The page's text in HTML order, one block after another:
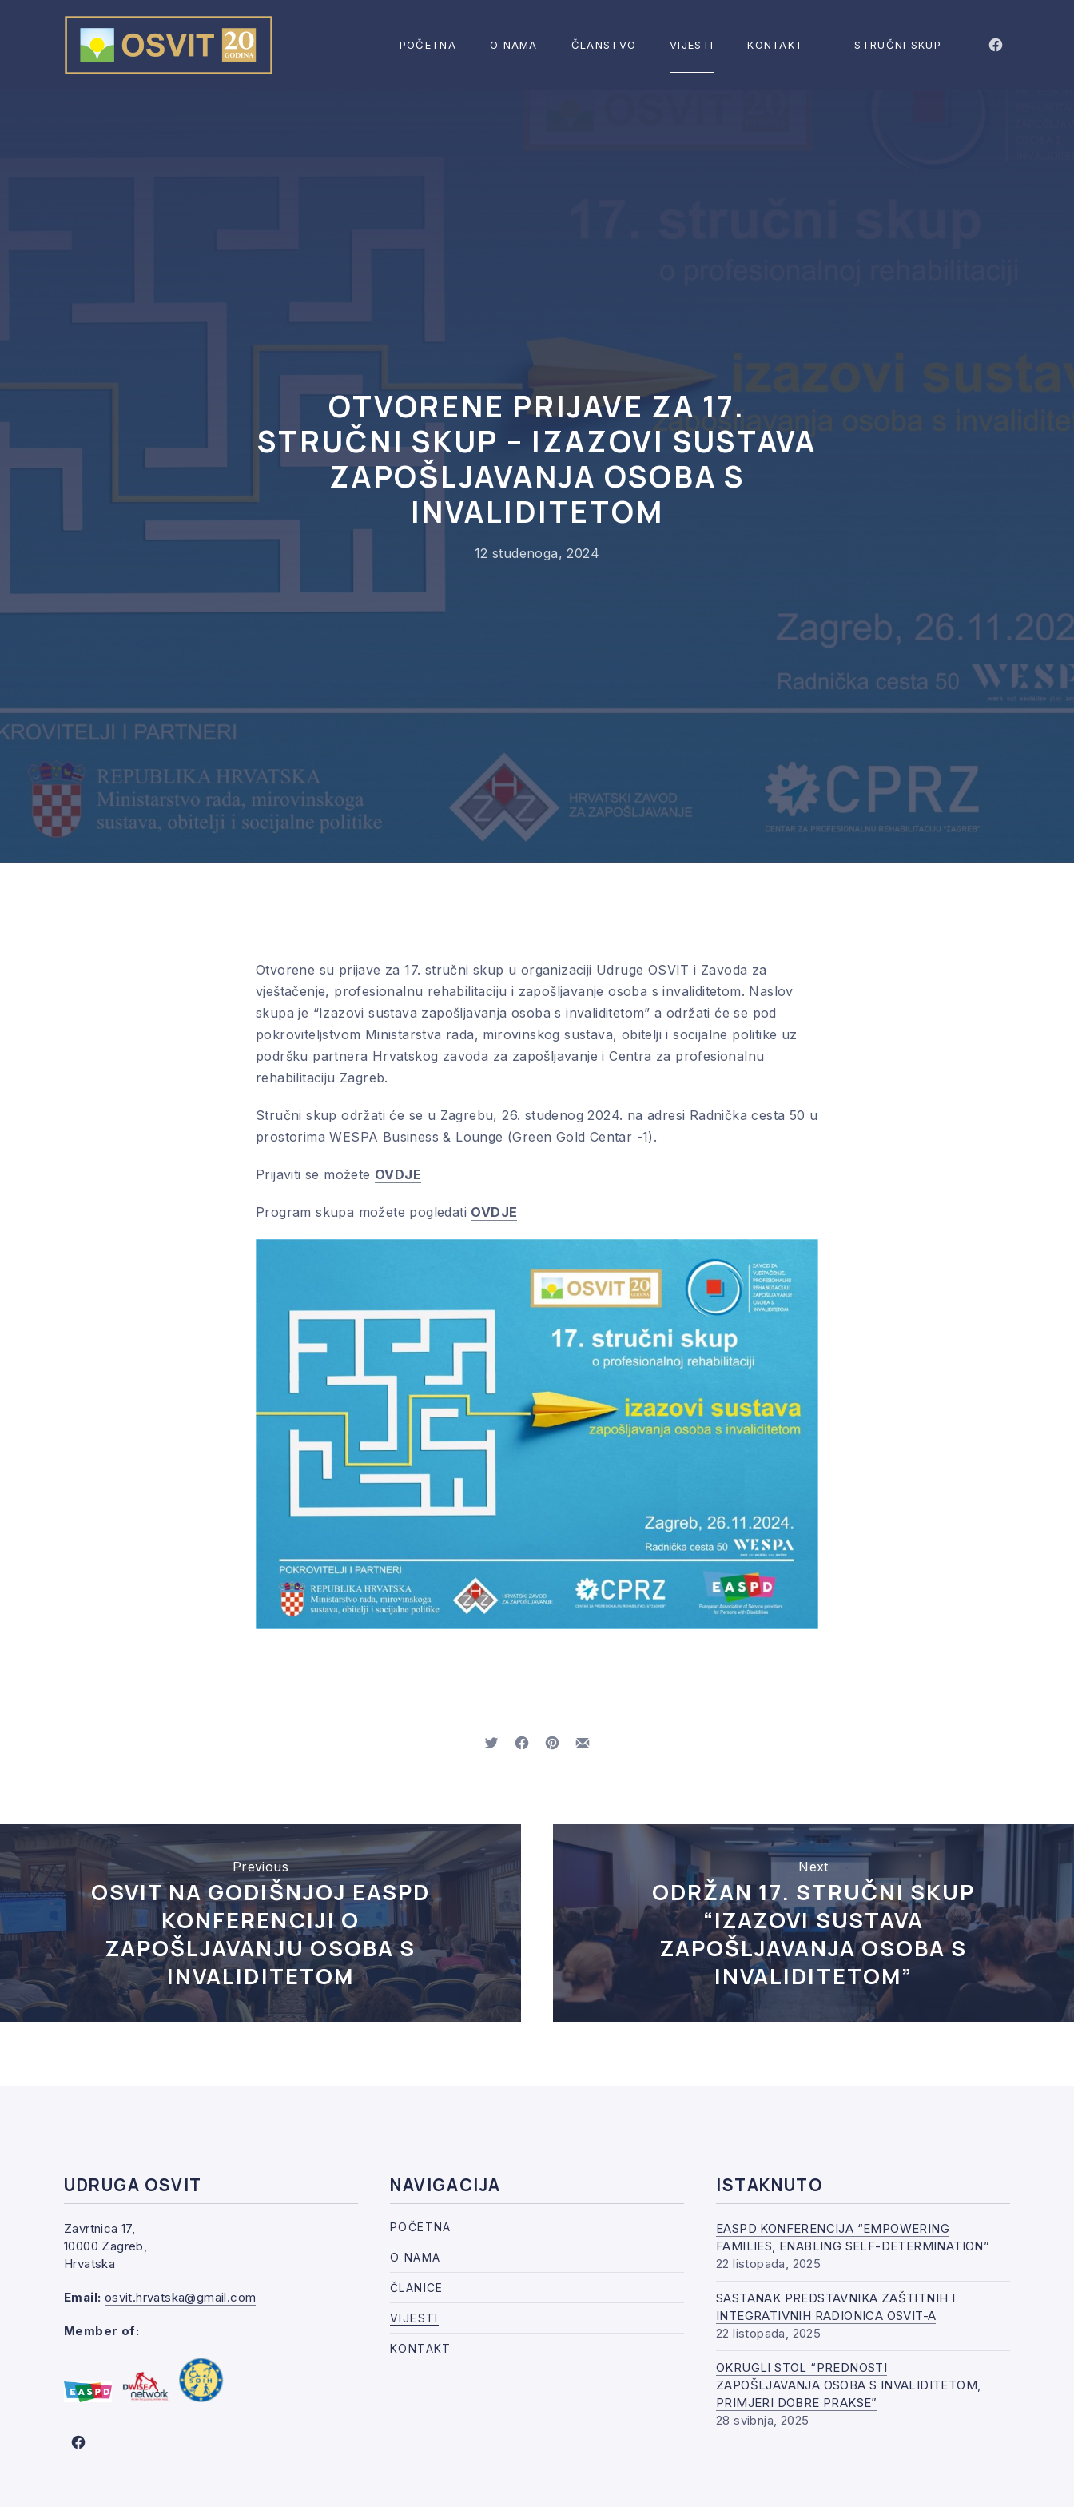
POČETNA O NAMA ČLANSTVO VIJESTI KONTAKT STRUČNI SKUP
New
OTVORENE PRIJAVE ZA 17.
STRUČNI SKUP – IZAZOVI SUSTAVA
ZAPOŠLJAVANJA OSOBA S
INVALIDITETOM
12 studenoga, 2024
Otvorene su prijave za 17. stručni skup u organizaciji Udruge OSVIT i Zavoda za
vještačenje, profesionalnu rehabilitaciju i zapošljavanje osoba s invaliditetom. Naslov
skupa je “Izazovi sustava zapošljavanja osoba s invaliditetom” a održati će se pod
pokroviteljstvom Ministarstva rada, mirovinskog sustava, obitelji i socijalne politike uz
podršku partnera Hrvatskog zavoda za zapošljavanje i Centra za profesionalnu
rehabilitaciju Zagreb.
Stručni skup održati će se u Zagrebu, 26. studenog 2024. na adresi Radnička cesta 50 u
prostorima WESPA Business & Lounge (Green Gold Centar -1).
Prijaviti se možete OVDJE
Program skupa možete pogledati OVDJE
TweetShare on Facebook
Share on Pinterest
Share by Email
Previous
OSVIT NA GODIŠNJOJ EASPD
KONFERENCIJI O
ZAPOŠLJAVANJU OSOBA S
INVALIDITETOM
Next
ODRŽAN 17. STRUČNI SKUP
“IZAZOVI SUSTAVA
ZAPOŠLJAVANJA OSOBA S
INVALIDITETOM”
UDRUGA OSVIT
Zavrtnica 17,
10000 Zagreb,
Hrvatska
Email: osvit.hrvatska@gmail.com
Member of:
New Window
NAVIGACIJA
POČETNA
O NAMA
ČLANICE
VIJESTI
KONTAKT
ISTAKNUTO
EASPD KONFERENCIJA “EMPOWERING
FAMILIES, ENABLING SELF-DETERMINATION”
22 listopada, 2025
SASTANAK PREDSTAVNIKA ZAŠTITNIH I
INTEGRATIVNIH RADIONICA OSVIT-A
22 listopada, 2025
OKRUGLI STOL “PREDNOSTI
ZAPOŠLJAVANJA OSOBA S INVALIDITETOM,
PRIMJERI DOBRE PRAKSE”
28 svibnja, 2025